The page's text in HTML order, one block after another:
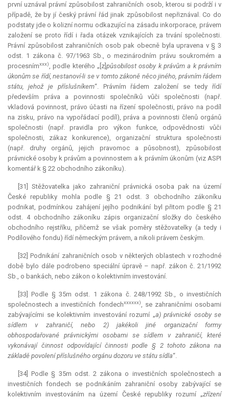
první uznával právní způsobilost zahraničních osob, kterou si podrží i v
případě, že by jí český právní řád jinak způsobilost nepřiznával. Co do
podstaty jde o kolizní normu odkazující na zásadu inkorporace, právem
založení se proto řídí i řada otázek vznikajících za trvání společnosti.
Právní způsobilost zahraničních osob pak obecně byla upravena v § 3
odst. 1 zákona č. 97/1963 Sb., o mezinárodním právu soukromém a
procesnímxxx), podle kterého „[z] působilost osoby k právům a k právním
úkonům se řídí, nestanoví-li se v tomto zákoně něco jiného, právním řádem
státu, jehož je příslušníkem“. Právním řádem založení se tedy řídí
především práva a povinnosti společníků vůči společnosti (např.
vkladová povinnost, právo účasti na řízení společnosti, právo na podíl
na zisku, právo na vypořádací podíl), práva a povinnosti členů orgánů
společnosti (např. pravidla pro výkon funkce, odpovědnosti vůči
společnosti, zákaz konkurence), organizační struktura společnosti
(např. druhy orgánů, jejich pravomoc a působnost), způsobilost
právnické osoby k právům a povinnostem a k právním úkonům (viz ASPI
komentář k § 22 obchodního zákoníku).
[31] Stěžovatelka jako zahraniční právnická osoba pak na území
České republiky mohla podle § 21 odst. 3 obchodního zákoníku
podnikat, podmínkou zahájení jejího podnikání byl přitom podle § 21
odst. 4 obchodního zákoníku zápis organizační složky do českého
obchodního rejstříku, přičemž se však poměry stěžovatelky (a tedy i
Podílového fondu) řídí německým právem, a nikoli právem českým.
[32] Podnikání zahraničních osob v některých oblastech v rozhodné
době bylo dále podrobeno speciální úpravě – např. zákon č. 21/1992
Sb., o bankách, nebo zákon o kolektivním investování.
[33] Podle § 35m odst. 1 zákona č. 248/1992 Sb., o investičních
společnostech a investičních fondechxxxxxx), se zahraničními osobami
zabývajícími se kolektivním investování rozumí „a) právnické osoby se
sídlem v zahraničí, nebo 2) jakékoli jiné organizační formy
obhospodařované právnickými osobami se sídlem v zahraničí, které
vykonávají činnost odpovídající činnosti podle § 2 tohoto zákona na
základě povolení příslušného orgánu dozoru ve státu sídla“.
[34] Podle § 35m odst. 2 zákona o investičních společnostech a
investičních fondech se podnikáním zahraniční osoby zabývající se
kolektivním investováním na území České republiky rozumí „zřízení